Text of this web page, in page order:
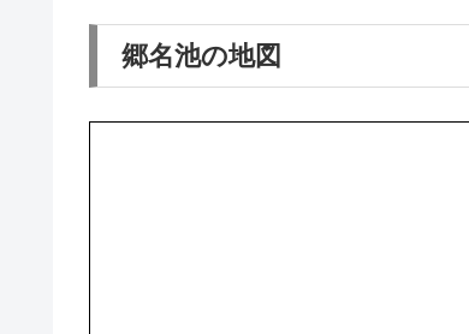
郷名池の地図